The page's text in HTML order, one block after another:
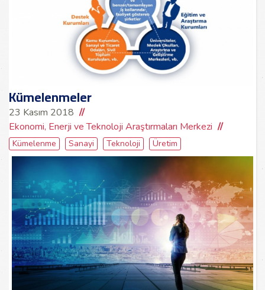
Kümelenmeler
23 Kasım 2018
Ekonomi, Enerji ve Teknoloji Araştırmaları Merkezi
Kümelenme Sanayi Teknoloji Üretim